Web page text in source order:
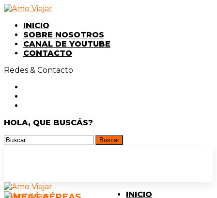
INICIO
SOBRE NOSOTROS
CANAL DE YOUTUBE
CONTACTO
Redes & Contacto
HOLA, QUE BUSCÁS?
INICIO